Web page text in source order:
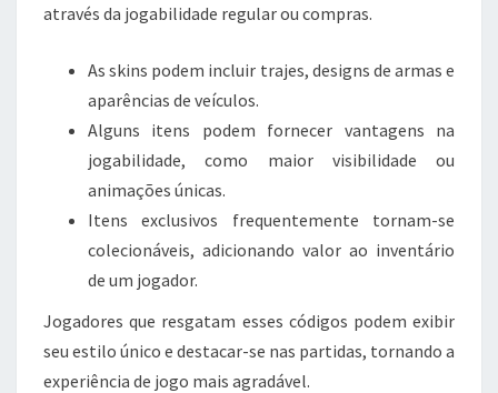
através da jogabilidade regular ou compras.
As skins podem incluir trajes, designs de armas e
aparências de veículos.
Alguns itens podem fornecer vantagens na
jogabilidade, como maior visibilidade ou
animações únicas.
Itens exclusivos frequentemente tornam-se
colecionáveis, adicionando valor ao inventário
de um jogador.
Jogadores que resgatam esses códigos podem exibir
seu estilo único e destacar-se nas partidas, tornando a
experiência de jogo mais agradável.